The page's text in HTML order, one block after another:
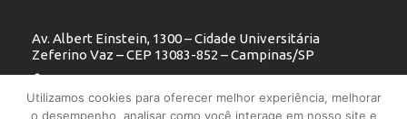
Av. Albert Einstein, 1300 – Cidade Universitária
Zeferino Vaz – CEP 13083-852 – Campinas/SP
19 3521.5900
Utilizamos cookies para oferecer melhor experiência, melhorar
o desempenho, analisar como você interage em nosso site e